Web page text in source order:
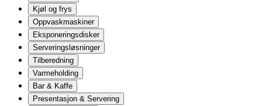
Kjøl og frys
Oppvaskmaskiner
Eksponeringsdisker
Serveringsløsninger
Tilberedning
Varmeholding
Bar & Kaffe
Presentasjon & Servering